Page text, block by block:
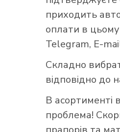
приходить
оплати в
Telegram, E-
Складно
відповідно до
В асортименті
проблема!